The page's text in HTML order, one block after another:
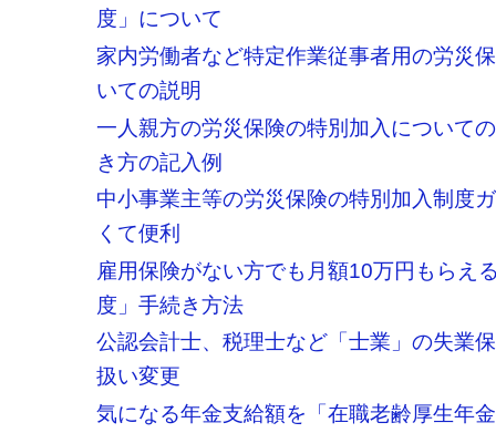
度」について
家内労働者など特定作業従事者用の労災
いての説明
一人親方の労災保険の特別加入について
き方の記入例
中小事業主等の労災保険の特別加入制度
くて便利
雇用保険がない方でも月額10万円もらえ
度」手続き方法
公認会計士、税理士など「士業」の失業
扱い変更
気になる年金支給額を「在職老齢厚生年